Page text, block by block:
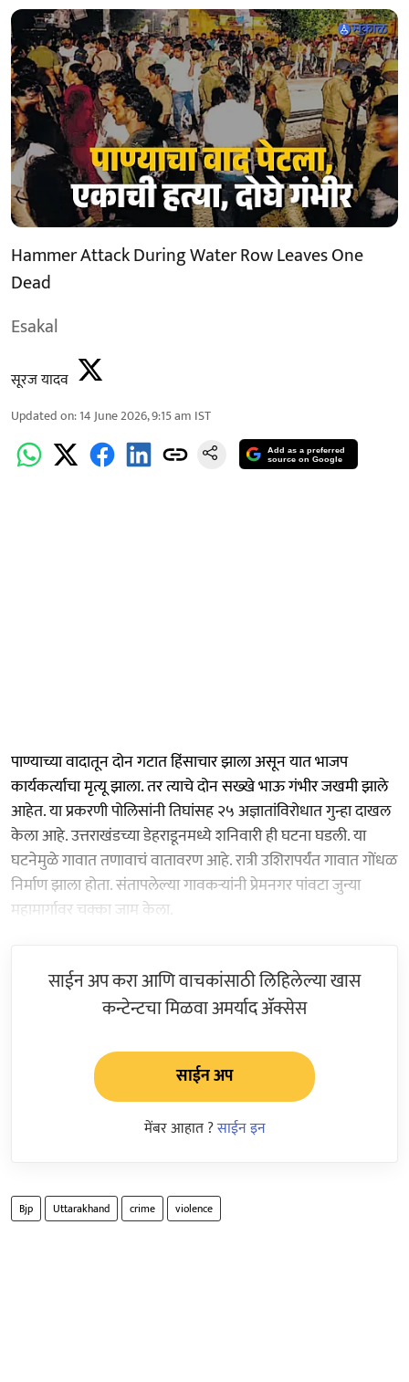
Hammer Attack During Water Row Leaves One
Dead
Esakal
सूरज यादव
Updated on:14 June 2026, 9:15 am IST
Add as a preferred
source on Google
पाण्याच्या वादातून दोन गटात हिंसाचार झाला असून यात भाजप
कार्यकर्त्याचा मृत्यू झाला. तर त्याचे दोन सख्खे भाऊ गंभीर जखमी झाले
आहेत. या प्रकरणी पोलिसांनी तिघांसह २५ अज्ञातांविरोधात गुन्हा दाखल
केला आहे. उत्तराखंडच्या डेहराडूनमध्ये शनिवारी ही घटना घडली. या
घटनेमुळे गावात तणावाचं वातावरण आहे. रात्री उशिरापर्यंत गावात गोंधळ
निर्माण झाला होता. संतापलेल्या गावकऱ्यांनी प्रेमनगर पांवटा जुन्या
महामार्गावर चक्का जाम केला.
साईन अप करा आणि वाचकांसाठी लिहिलेल्या खास
कन्टेन्टचा मिळवा अमर्याद ॲक्सेस
साईन अप
मेंबर आहात ?साईन इन
Bjp Uttarakhand crime violence